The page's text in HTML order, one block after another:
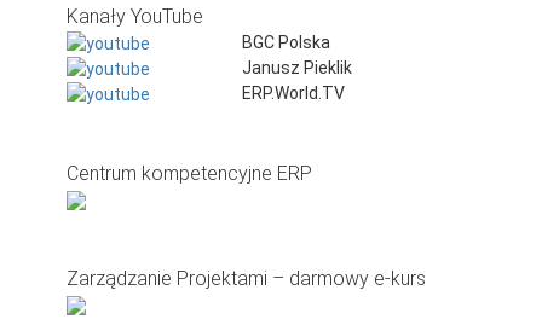
Kanały YouTube
BGC Polska
Janusz Pieklik
ERP.World.TV
Centrum kompetencyjne ERP
Zarządzanie Projektami – darmowy e-kurs